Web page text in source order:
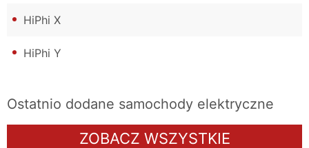
HiPhi X
HiPhi Y
Ostatnio dodane samochody elektryczne
ZOBACZ WSZYSTKIE